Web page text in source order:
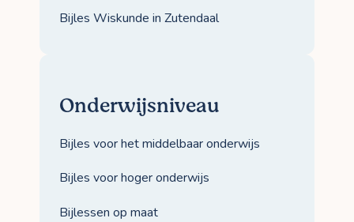
Bijles Wiskunde in Zutendaal
Onderwijsniveau
Bijles voor het middelbaar onderwijs
Bijles voor hoger onderwijs
Bijlessen op maat